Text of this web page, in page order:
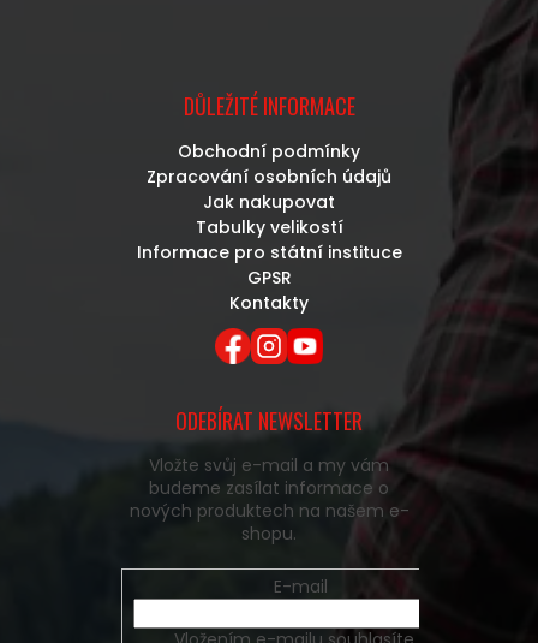
DŮLEŽITÉ INFORMACE
Obchodní podmínky
Zpracování osobních údajů
Jak nakupovat
Tabulky velikostí
Informace pro státní instituce
GPSR
Kontakty
ODEBÍRAT NEWSLETTER
Vložte svůj e-mail a my vám
budeme zasílat informace o
nových produktech na našem e-
shopu.
E-mail